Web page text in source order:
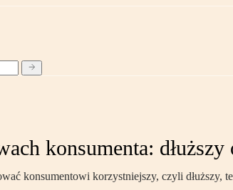
konsumenta:
konsumentowi korzystniejszy, czyli dłuższy,